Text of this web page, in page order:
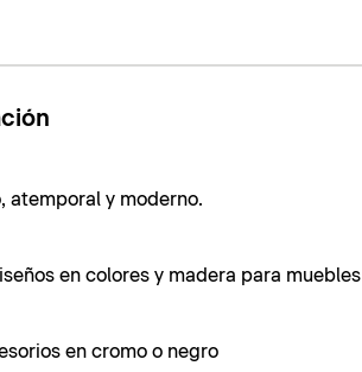
atemporal y moderno.
en colores y madera para muebles
en cromo o negro